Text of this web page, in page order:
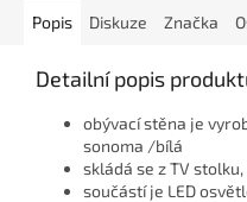
Popis Diskuze Značka
Detailní popis
obývací stěna je
sonoma /bílá
skládá se z TV
součástí je LED